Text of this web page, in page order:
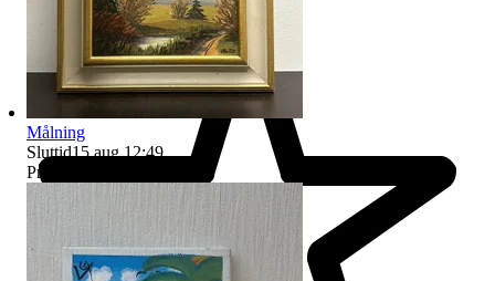
Målning
Sluttid15 aug 12:49.
Pris: